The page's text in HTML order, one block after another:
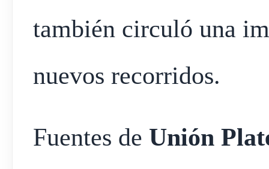
también circuló una
nuevos recorridos.
Fuentes de Unión